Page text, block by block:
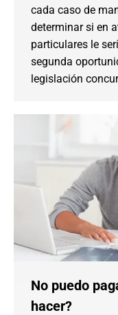
cada caso de
determinar si en
particulares le
segunda
legislación
No puedo
hacer?